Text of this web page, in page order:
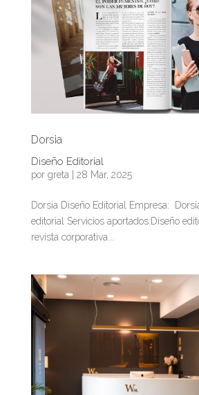
Dorsia
Diseño Editorial
por greta 28 Mar, 2025
Dorsia Diseño Editorial Empresa:
editorial Servicios aportados:Diseño
revista corporativa...